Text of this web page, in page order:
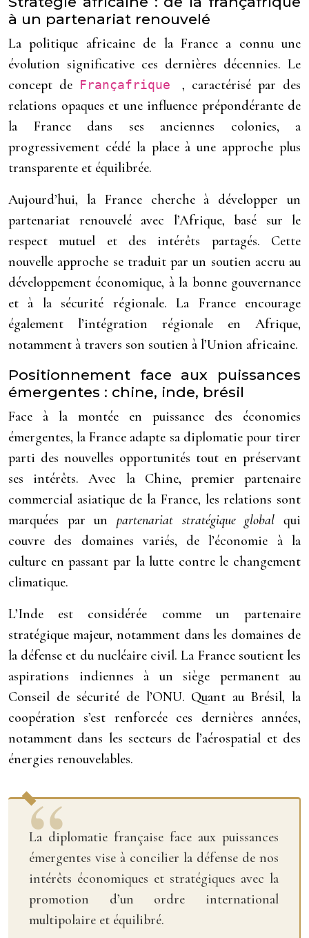
à un partenariat renouvelé
La politique africaine de la France a connu une
évolution significative ces dernières décennies. Le
concept de
Françafrique , caractérisé par des
relations opaques et une influence prépondérante de
la France dans ses anciennes colonies, a
progressivement cédé la place à une approche plus
transparente et équilibrée.
Aujourd’hui, la France cherche à développer un
partenariat renouvelé avec l’Afrique, basé sur le
respect mutuel et des intérêts partagés. Cette
nouvelle approche se traduit par un soutien accru au
développement économique, à la bonne gouvernance
et à la sécurité régionale. La France encourage
également l’intégration régionale en Afrique,
notamment à travers son soutien à l’Union africaine.
Positionnement face aux puissances
émergentes : chine, inde, brésil
Face à la montée en puissance des économies
émergentes, la France adapte sa diplomatie pour tirer
parti des nouvelles opportunités tout en préservant
ses intérêts. Avec la Chine, premier partenaire
commercial asiatique de la France, les relations sont
marquées par un partenariat stratégique global qui
couvre des domaines variés, de l’économie à la
culture en passant par la lutte contre le changement
climatique.
L’Inde est considérée comme un partenaire
stratégique majeur, notamment dans les domaines de
la défense et du nucléaire civil. La France soutient les
aspirations indiennes à un siège permanent au
Conseil de sécurité de l’ONU. Quant au Brésil, la
coopération s’est renforcée ces dernières années,
notamment dans les secteurs de l’aérospatial et des
énergies renouvelables.
La diplomatie française face aux puissances
émergentes vise à concilier la défense de nos
intérêts économiques et stratégiques avec la
promotion d’un ordre international
multipolaire et équilibré.